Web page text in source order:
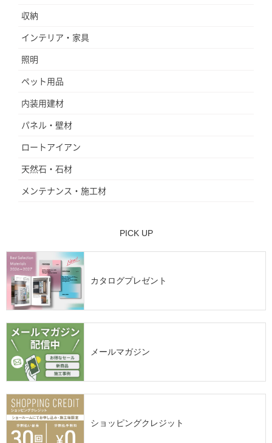
収納
インテリア・家具
照明
ペット用品
内装用建材
パネル・壁材
ロートアイアン
天然石・石材
メンテナンス・施工材
PICK UP
カタログプレゼント
メールマガジン
ショッピングクレジット